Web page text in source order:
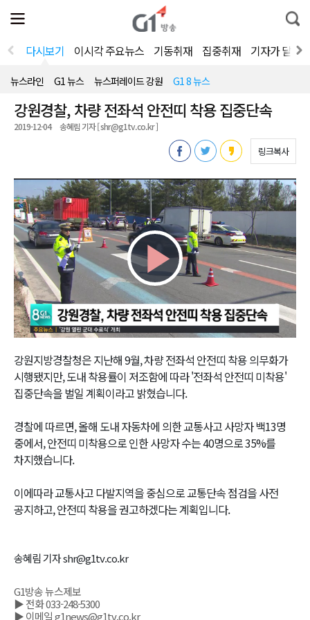
전
체
뉴
열
통
합
색
다시보기 이시각 주요뉴스 기동취재 집중취재 기자가 달려
뉴스라인 G1 뉴스 뉴스퍼레이드 강원 G1 8 뉴스
강원경찰, 차량 전좌석 안전띠 착용 집중단속
2019-12-04 송혜림 기자 [ shr@g1tv.co.kr ]
링크복사
Play
Video
강원지방경찰청은 지난해 9월, 차량 전좌석 안전띠 착용 의무화가
시행됐지만, 도내 착용률이 저조함에 따라 '전좌석 안전띠 미착용'
집중단속을 벌일 계획이라고 밝혔습니다.
경찰에 따르면, 올해 도내 자동차에 의한 교통사고 사망자 백13명
중에서, 안전띠 미착용으로 인한 사망자 수는 40명으로 35%를
차지했습니다.
이에따라 교통사고 다발지역을 중심으로 교통단속 점검을 사전
공지하고, 안전띠 착용을 권고하겠다는 계획입니다.
송혜림 기자 shr@g1tv.co.kr
G1방송 뉴스제보
▶ 전화 033-248-5300
▶ 이메일 g1news@g1tv.co.kr